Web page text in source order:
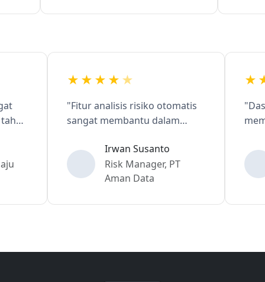
★★★★★
"Fitur analisis risiko otomatis
sangat membantu dalam
risiko." Irwan Susanto
Risk Manager, PT
Aman Data